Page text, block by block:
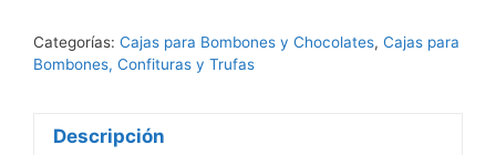
Categorías: Cajas para Bombones y Chocolates, Cajas para
Bombones, Confituras y Trufas
Descripción